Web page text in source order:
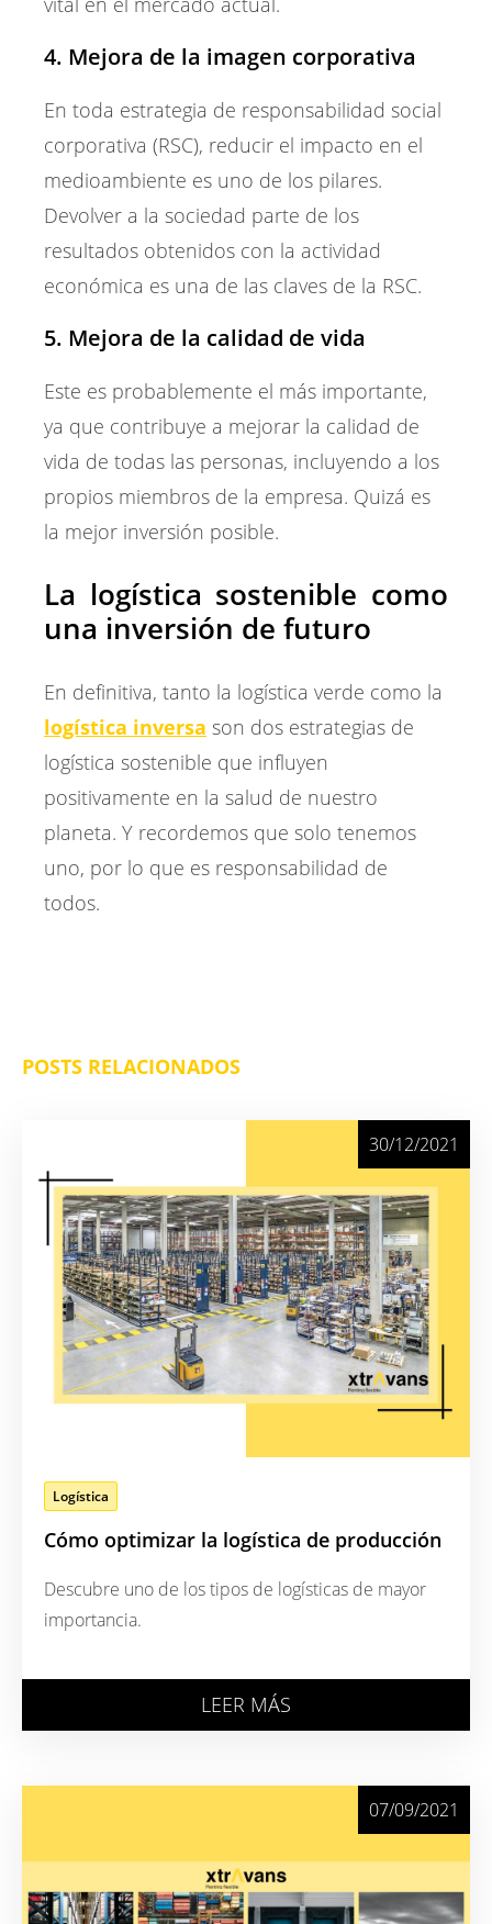
4. Mejora de la imagen corporativa
En toda estrategia de responsabilidad social
corporativa (RSC), reducir el impacto en el
medioambiente es uno de los pilares.
Devolver a la sociedad parte de los
resultados obtenidos con la actividad
económica es una de las claves de la RSC.
5. Mejora de la calidad de vida
Este es probablemente el más importante,
ya que contribuye a mejorar la calidad de
vida de todas las personas, incluyendo a los
propios miembros de la empresa. Quizá es
la mejor inversión posible.
La logística sostenible como
una inversión de futuro
En definitiva, tanto la logística verde como la
logística inversa son dos estrategias de
logística sostenible que influyen
positivamente en la salud de nuestro
planeta. Y recordemos que solo tenemos
uno, por lo que es responsabilidad de
todos.
POSTS RELACIONADOS
Logística
Cómo optimizar la logística de producción
Descubre uno de los tipos de logísticas de mayor
importancia.
30/12/2021
LEER MÁS
07/09/2021